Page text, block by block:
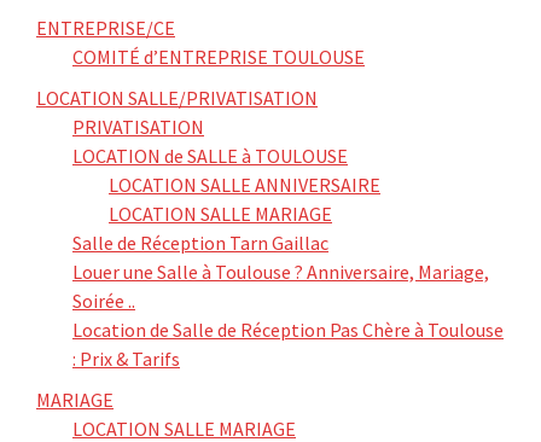
ENTREPRISE/CE
COMITÉ d’ENTREPRISE TOULOUSE
LOCATION SALLE/PRIVATISATION
PRIVATISATION
LOCATION de SALLE à TOULOUSE
LOCATION SALLE ANNIVERSAIRE
LOCATION SALLE MARIAGE
Salle de Réception Tarn Gaillac
Louer une Salle à Toulouse ? Anniversaire, Mariage,
Soirée ..
Location de Salle de Réception Pas Chère à Toulouse
: Prix & Tarifs
MARIAGE
LOCATION SALLE MARIAGE